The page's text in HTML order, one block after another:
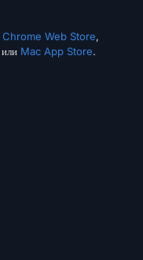
Chrome Web Store,
или Mac App Store.